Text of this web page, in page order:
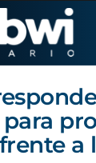
a